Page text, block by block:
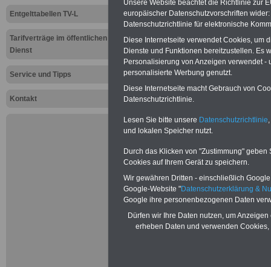
Entgelttabellen TV-L
Tarifverträge im öffentlichen
Dienst
Service und Tipps
Kontakt
Tarifunion:
Bezahlung
07.07.2011
Neu aufgelegt: Oktober
Unsere Website beachtet die Richtlinie zur
europäischer Datenschutzvorschriften
Datenschutzrichtlinie für elektronische
Diese Internetseite verwendet Cookies, um
Dienste und Funktionen bereitzustellen. Es
Personalisierung von Anzeigen verwendet
personalisierte Werbung genutzt.
Diese Internetseite macht Gebrauch von
Datenschutzrichtlinie.
Lesen Sie bitte unsere Datenschutzrichtlinie
und lokalen Speicher nutzt.
Durch das Klicken von "Zustimmung"
Cookies auf Ihrem Gerät zu speichern.
Wir gewähren Dritten - einschließlich
Google-Website "Datenschutzerklärung &
Google ihre personenbezogenen Daten
Dürfen wir Ihre Daten nutzen, um
erheben Daten und verwenden